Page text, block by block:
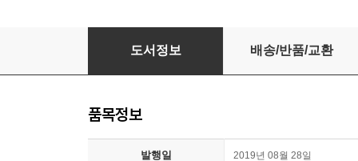
나는 오늘도 걷는다
도서정보 배송/반품/교환
품목정보
발행일 2019년 08월 28일